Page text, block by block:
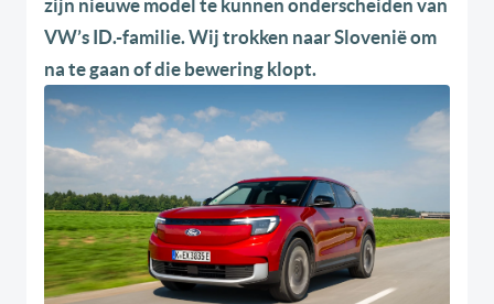
zijn nieuwe model te kunnen onderscheiden van
VW’s ID.-familie. Wij trokken naar Slovenië om
na te gaan of die bewering klopt.